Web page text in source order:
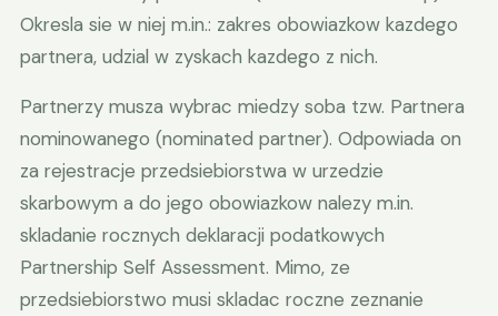
Okresla sie w niej m.in.: zakres obowiazkow kazdego
partnera, udzial w zyskach kazdego z nich.
Partnerzy musza wybrac miedzy soba tzw. Partnera
nominowanego (nominated partner). Odpowiada on
za rejestracje przedsiebiorstwa w urzedzie
skarbowym a do jego obowiazkow nalezy m.in.
skladanie rocznych deklaracji podatkowych
Partnership Self Assessment. Mimo, ze
przedsiebiorstwo musi skladac roczne zeznanie